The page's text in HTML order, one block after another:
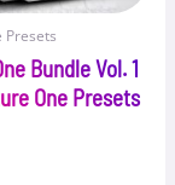
Presets
Bundle Vol. 1
One Presets